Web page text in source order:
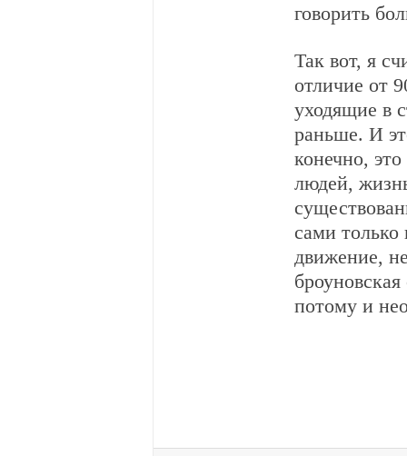
говорить
Так вот, я
отличие от
уходящие в
раньше. И
конечно,
людей,
сами только
движение,
потому и